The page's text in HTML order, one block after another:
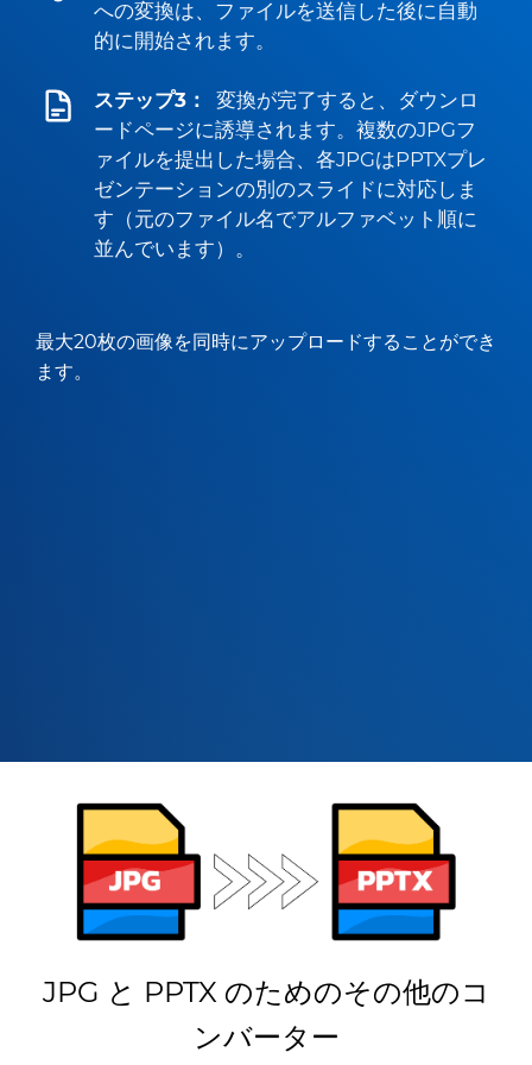
への変換は、ファイルを送信した後に自動
的に開始されます。
ステップ3：
変換が完了すると、ダウンロ
ードページに誘導されます。複数のJPGフ
ァイルを提出した場合、各JPGはPPTXプレ
ゼンテーションの別のスライドに対応しま
す（元のファイル名でアルファベット順に
並んでいます）。
最大20枚の画像を同時にアップロードすることができ
ます。
JPG と PPTX のためのその他のコ
ンバーター